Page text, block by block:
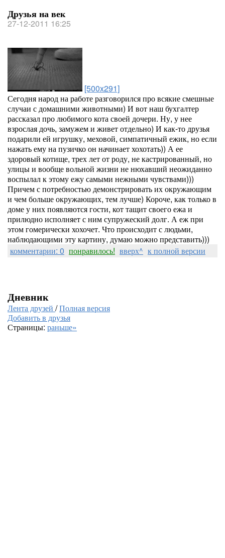
Друзья на век
27-12-2011 16:25
[500x291]
Сегодня народ на работе разговорился про всякие смешные
случаи с домашними животными) И вот наш бухгалтер
рассказал про любимого кота своей дочери. Ну, у нее
взрослая дочь, замужем и живет отдельно) И как-то друзья
подарили ей игрушку, меховой, симпатичный ежик, но если
нажать ему на пузичко он начинает хохотать)) А ее
здоровый котище, трех лет от роду, не кастрированный, но
улицы и вообще вольной жизни не нюхавший неожиданно
воспылал к этому ежу самыми нежными чувствами)))
Причем с потребностью демонстрировать их окружающим
и чем больше окружающих, тем лучше) Короче, как только в
доме у них появляются гости, кот тащит своего ежа и
прилюдно исполняет с ним супружеский долг. А еж при
этом гомерически хохочет. Что происходит с людьми,
наблюдающими эту картину, думаю можно представить)))
комментарии: 0 понравилось! вверх^ к полной версии
Дневник
Лента друзей /Полная версия
Добавить в друзья
Страницы: раньше»